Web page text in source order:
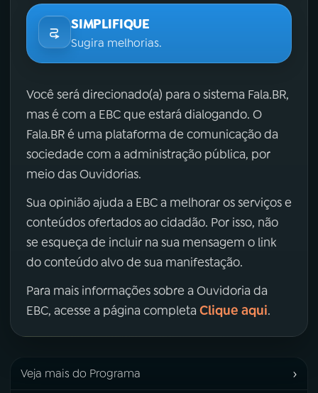
SIMPLIFIQUE
Sugira melhorias.
Você será direcionado(a) para o sistema Fala.BR,
mas é com a EBC que estará dialogando. O
Fala.BR é uma plataforma de comunicação da
sociedade com a administração pública, por
meio das Ouvidorias.
Sua opinião ajuda a EBC a melhorar os serviços e
conteúdos ofertados ao cidadão. Por isso, não
se esqueça de incluir na sua mensagem o link
do conteúdo alvo de sua manifestação.
Para mais informações sobre a Ouvidoria da
EBC, acesse a página completa Clique aqui.
Veja mais do Programa ›